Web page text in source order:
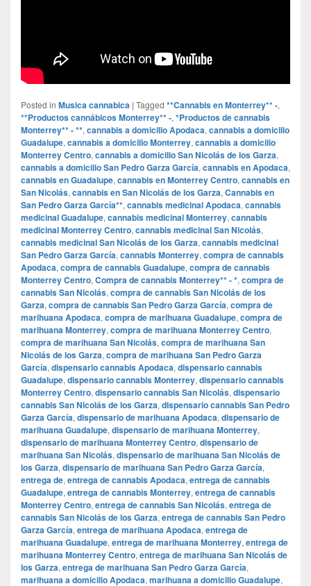
Posted in Musica cannabica | Tagged **Cannabis en Monterrey** -,
**Productos cannábicos Monterrey** -, *Productos de cannabis
Monterrey** - **, cannabis a domicilio Apodaca, cannabis a domicilio
Guadalupe, cannabis a domicilio Monterrey, cannabis a domicilio
Monterrey Centro, cannabis a domicilio San Nicolás de los Garza,
cannabis a domicilio San Pedro Garza García, cannabis en Apodaca,
cannabis en Guadalupe, cannabis en Monterrey Centro, cannabis en
San Nicolás, cannabis en San Nicolás de los Garza, Cannabis en
San Pedro Garza García**, cannabis medicinal Apodaca, cannabis
medicinal Guadalupe, cannabis medicinal Monterrey, cannabis
medicinal Monterrey Centro, cannabis medicinal San Nicolás,
cannabis medicinal San Nicolás de los Garza, cannabis medicinal
San Pedro Garza García, cannabis Monterrey, compra de cannabis
Apodaca, compra de cannabis Guadalupe, compra de cannabis
Monterrey Centro, Compra de cannabis Monterrey** - *, compra de
cannabis San Nicolás, compra de cannabis San Nicolás de los
Garza, compra de cannabis San Pedro Garza García, compra de
marihuana Apodaca, compra de marihuana Guadalupe, compra de
marihuana Monterrey, compra de marihuana Monterrey Centro,
compra de marihuana San Nicolás, compra de marihuana San
Nicolás de los Garza, compra de marihuana San Pedro Garza
García, dispensario cannabis Apodaca, dispensario cannabis
Guadalupe, dispensario cannabis Monterrey, dispensario cannabis
Monterrey Centro, dispensario cannabis San Nicolás, dispensario
cannabis San Nicolás de los Garza, dispensario cannabis San Pedro
Garza García, dispensario de marihuana Apodaca, dispensario de
marihuana Guadalupe, dispensario de marihuana Monterrey,
dispensario de marihuana Monterrey Centro, dispensario de
marihuana San Nicolás, dispensario de marihuana San Nicolás de
los Garza, dispensario de marihuana San Pedro Garza García,
entrega de, entrega de cannabis Apodaca, entrega de cannabis
Guadalupe, entrega de cannabis Monterrey, entrega de cannabis
Monterrey Centro, entrega de cannabis San Nicolás, entrega de
cannabis San Nicolás de los Garza, entrega de cannabis San Pedro
Garza García, entrega de marihuana Apodaca, entrega de
marihuana Guadalupe, entrega de marihuana Monterrey, entrega de
marihuana Monterrey Centro, entrega de marihuana San Nicolás de
los Garza, entrega de marihuana San Pedro Garza García,
marihuana a domicilio Apodaca, marihuana a domicilio Guadalupe,